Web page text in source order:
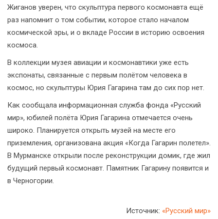
Жиганов уверен, что скульптура первого космонавта ещё
раз напомнит о том событии, которое стало началом
космической эры, и о вкладе России в историю освоения
космоса.
В коллекции музея авиации и космонавтики уже есть
экспонаты, связанные с первым полётом человека в
космос, но скульптуры Юрия Гагарина там до сих пор нет.
Как сообщала информационная служба фонда «Русский
мир», юбилей полёта Юрия Гагарина отмечается очень
широко. Планируется открыть музей на месте его
приземления, организована акция «Когда Гагарин полетел».
В Мурманске открыли после реконструкции домик, где жил
будущий первый космонавт. Памятник Гагарину появится и
в Черногории.
Источник: «Русский мир»